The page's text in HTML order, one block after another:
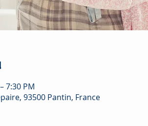
7:30 PM
93500 Pantin, France